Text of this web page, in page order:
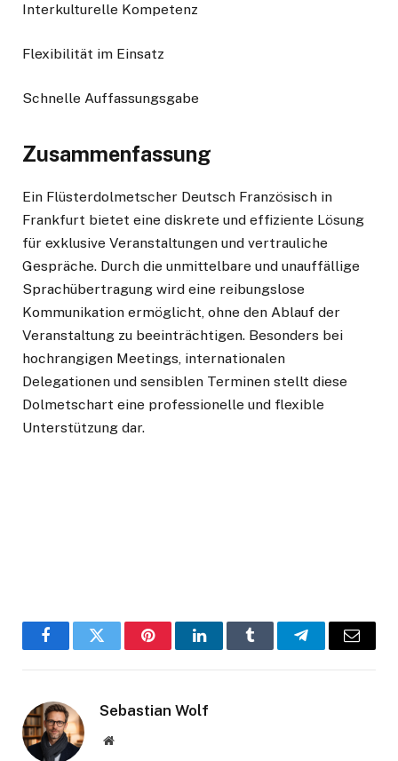
Interkulturelle Kompetenz
Flexibilität im Einsatz
Schnelle Auffassungsgabe
Zusammenfassung
Ein Flüsterdolmetscher Deutsch Französisch in
Frankfurt bietet eine diskrete und effiziente Lösung
für exklusive Veranstaltungen und vertrauliche
Gespräche. Durch die unmittelbare und unauffällige
Sprachübertragung wird eine reibungslose
Kommunikation ermöglicht, ohne den Ablauf der
Veranstaltung zu beeinträchtigen. Besonders bei
hochrangigen Meetings, internationalen
Delegationen und sensiblen Terminen stellt diese
Dolmetschart eine professionelle und flexible
Unterstützung dar.
FacebookTwitter PinterestLinkedInTumblr TelegramEmail
Sebastian Wolf
Website